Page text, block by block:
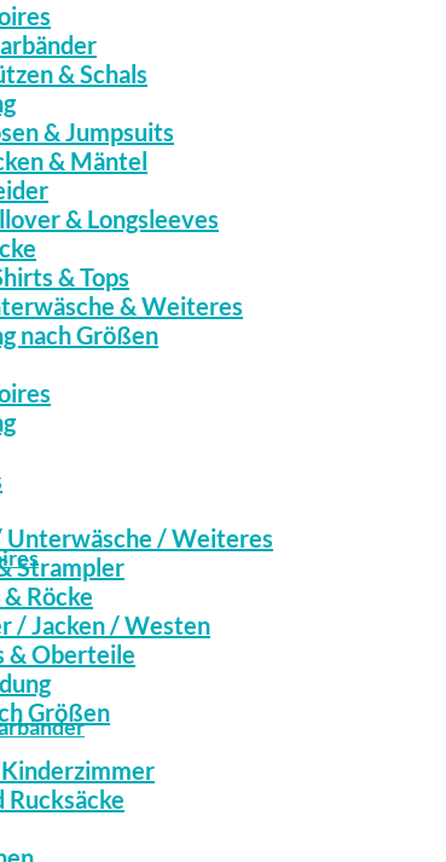
& Schals
& Jumpsuits
& Mäntel
& Longsleeves
& Tops
& Weiteres
nach Größen
Unterwäsche / Weiteres
Strampler
Röcke
/ Jacken / Westen
& Oberteile
Größen
Rucksäcke